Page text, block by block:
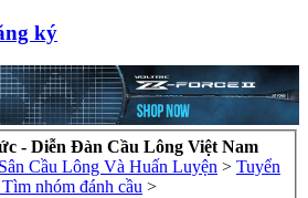
ký
- Diễn Đàn Cầu Lông Việt Nam
Sân Cầu Lông Và Huấn Luyện > Tuyển
nhóm đánh cầu >